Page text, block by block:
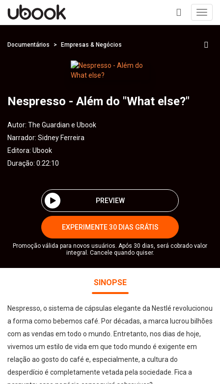
+
Documentários Empresas & Negócios
Nespresso - Além do "What else?"
Autor: The Guardian e Ubook
Narrador: Sidney Ferreira
Editora: Ubook
Duração: 0:22:10
PREVIEW
EXPERIMENTE 30 DIAS GRÁTIS
Promoção válida para novos usuários. Após 30 dias, será cobrado valor
integral. Cancele quando quiser.
SINOPSE
Nespresso, o sistema de cápsulas elegante da Nestlé revolucionou
a forma como bebemos café. Por décadas, a marca lucrou bilhões
com as vendas em todo o mundo. Entretanto, nos dias de hoje,
vivemos um estilo de vida em que todo mundo é exigente em
relação ao gosto do café e, especialmente, a cultura do
desperdício é completamente vetada pela sociedade. Fica a